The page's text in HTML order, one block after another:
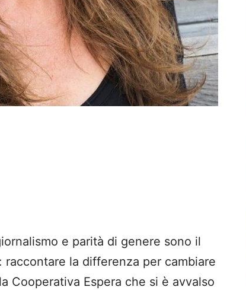
e parità di genere sono il
raccontare la differenza per cambiare
Cooperativa Espera che si è avvalso